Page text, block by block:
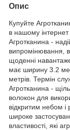
Опис
Купуйте
в нашому інтернет
Агротканина -
випромінювання,
щоденні
має ширину 3.2
метрів. Термін
Агротканина -
волокон для
відкритим небом і
широке
властивості, які